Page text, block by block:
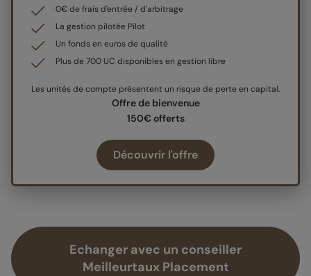
0€ de frais d'entrée / d'arbitrage
La gestion pilotée Pilot
Un fonds en euros de qualité
Plus de 700 UC disponibles en gestion libre
Les unités de compte présentent un risque de perte en capital.
Offre de bienvenue
150€ offerts
Découvrir l'offre
Echanger avec un conseiller
Meilleurtaux Placement